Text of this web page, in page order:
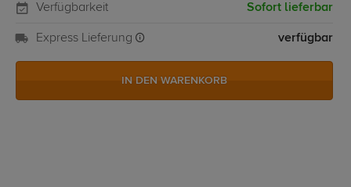
Verfügbarkeit Sofort lieferbar
Express Lieferung verfügbar
IN DEN WARENKORB